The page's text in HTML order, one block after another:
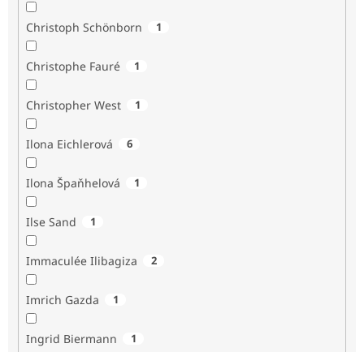
Christoph Schönborn 1
Christophe Fauré 1
Christopher West 1
Ilona Eichlerová 6
Ilona Špaňhelová 1
Ilse Sand 1
Immaculée Ilibagiza 2
Imrich Gazda 1
Ingrid Biermann 1